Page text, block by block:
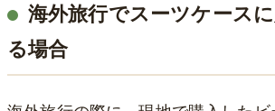
海外旅行でスーツケース
る場合